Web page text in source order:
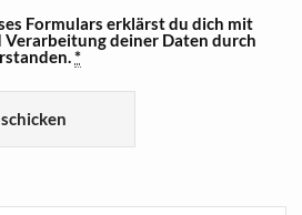
Formulars erklärst du dich mit
Verarbeitung deiner Daten durch
*